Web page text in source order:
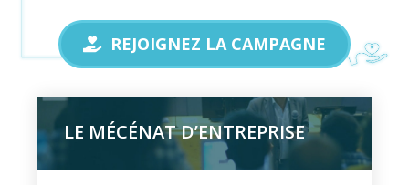
REJOIGNEZ LA CAMPAGNE
LE MÉCÉNAT D’ENTREPRISE